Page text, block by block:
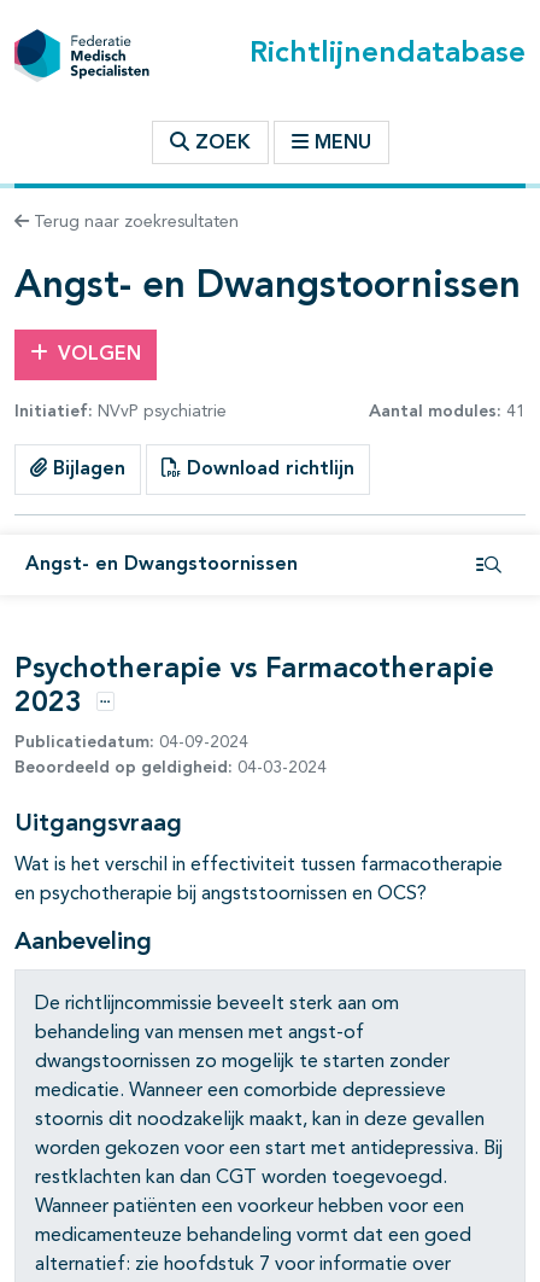
Richtlijnendatabase
ZOEK MENU
Terug naar zoekresultaten
Angst- en Dwangstoornissen
VOLGEN
Initiatief: NVvP psychiatrie Aantal modules: 41
Bijlagen Download richtlijn
Angst- en Dwangstoornissen
binnen deze richtlijn
open- en dichtklappen
open- en dichtklappen
open- en dichtklappen
open- en dichtklappen
open- en dichtklappen
Psychotherapie vs Farmacotherapie
2023
Opties
Publicatiedatum: 04-09-2024
Beoordeeld op geldigheid: 04-03-2024
Uitgangsvraag
Wat is het verschil in effectiviteit tussen farmacotherapie
en psychotherapie bij angststoornissen en OCS?
Aanbeveling
De richtlijncommissie beveelt sterk aan om
behandeling van mensen met angst-of
dwangstoornissen zo mogelijk te starten zonder
medicatie. Wanneer een comorbide depressieve
stoornis dit noodzakelijk maakt, kan in deze gevallen
worden gekozen voor een start met antidepressiva. Bij
restklachten kan dan CGT worden toegevoegd.
Wanneer patiënten een voorkeur hebben voor een
medicamenteuze behandeling vormt dat een goed
alternatief: zie hoofdstuk 7 voor informatie over